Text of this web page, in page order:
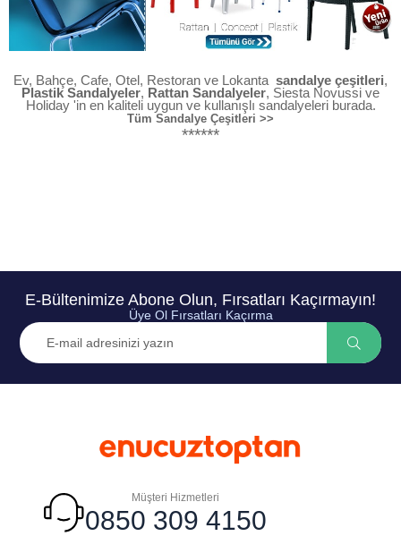
Ev, Bahçe, Cafe, Otel, Restoran ve Lokanta sandalye çeşitleri,
Plastik Sandalyeler, Rattan Sandalyeler, Siesta Novussi ve
Holiday 'in en kaliteli uygun ve kullanışlı sandalyeleri burada.
Tüm Sandalye Çeşitleri >>
******
E-Bültenimize Abone Olun, Fırsatları Kaçırmayın!
Üye Ol Fırsatları Kaçırma
Müşteri Hizmetleri
0850 309 4150